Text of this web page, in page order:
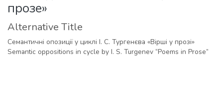
прозе»
Alternative Title
Семантичні опозиції у циклі І. С. Тургенєва «Вірші у прозі»
Semantic oppositions in cycle by I. S. Turgenev “Poems in Prose”